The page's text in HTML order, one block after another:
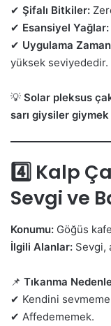
✔ Şifalı Bitkiler:
✔ Esansiyel Yağlar:
✔ Uygulama
yüksek
💡 Solar pleksus
sarı giysiler giymek
4️⃣ Kalp
Sevgi ve
Konumu: Göğüs
İlgili Alanlar: Sevgi,
📌 Tıkanma
✔ Kendini
✔ Affedememek.